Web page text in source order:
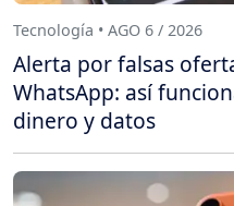
Tecnología • AGO 6 / 2026
Alerta por falsas
WhatsApp: así
dinero y datos